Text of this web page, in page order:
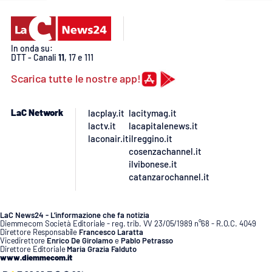
Lacplay.it
Lactv.it
Laconair.it
Lacapitalenews.it
Cosenzachannel.it
Ilvibonese.it
Catanzarochannel.it
In onda su:
DTT - Canali 11, 17 e 111
Scarica tutte le nostre app!
LaC Network
lacplay.it
lactv.it
laconair.it
lacitymag.it
lacapitalenews.it
ilreggino.it
cosenzachannel.it
ilvibonese.it
catanzarochannel.it
LaC News24 - L’informazione che fa notizia
Diemmecom Società Editoriale - reg. trib. VV 23/05/1989 n°68 - R.O.C. 4049
Direttore Responsabile Francesco Laratta
Vicedirettore Enrico De GirolamoePablo Petrasso
Direttore Editoriale Maria Grazia Falduto
www.diemmecom.it